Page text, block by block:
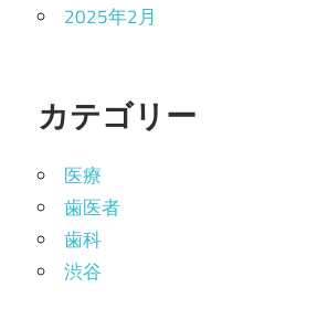
2025年2月
カテゴリー
医療
歯医者
歯科
渋谷